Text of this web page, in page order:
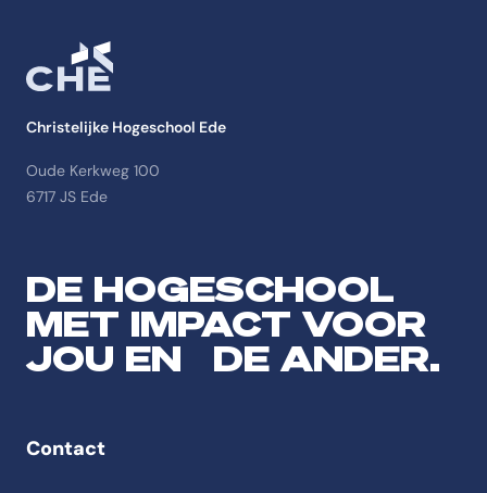
Christelijke Hogeschool Ede
Oude Kerkweg 100
6717 JS Ede
DE HOGESCHOOL
MET IMPACT VOOR
JOU EN DE ANDER.
Contact